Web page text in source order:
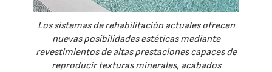
Los sistemas de rehabilitación actuales ofrecen
nuevas posibilidades estéticas mediante
revestimientos de altas prestaciones capaces de
reproducir texturas minerales, acabados